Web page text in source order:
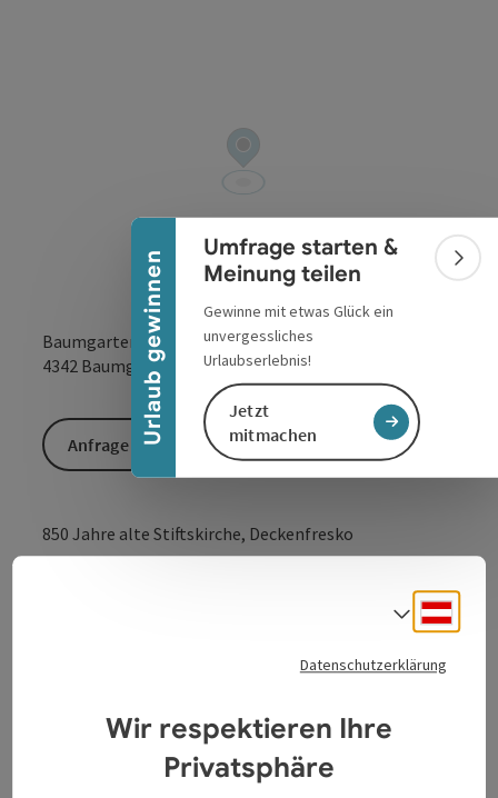
Urlaub gewinnen
Banner einklappen
Umfrage starten &
Meinung teilen
Gewinne mit etwas Glück ein
unvergessliches
Urlaubserlebnis!
Jetzt
mitmachen
Baumgartenberg 39
4342 Baumgartenberg
850 Jahre alte Stiftskirche, Deckenfresko
Kontakt
Anfrage senden
Datenschutzerklärung
Wir respektieren Ihre
Privatsphäre